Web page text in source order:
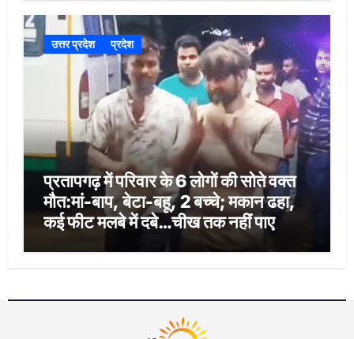
उत्तर प्रदेश प्रदेश
प्रतापगढ़ में परिवार के 6 लोगों की सोते वक्त
मौत:मां-बाप, बेटा-बहू, 2 बच्चे; मकान ढहा,
कई फीट मलबे में दबे…चीख तक नहीं पाए